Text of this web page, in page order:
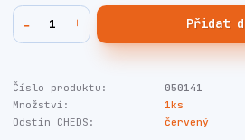
Přidat
Číslo produktu:
050141
Množství:
1ks
Odstín CHEDS:
červený